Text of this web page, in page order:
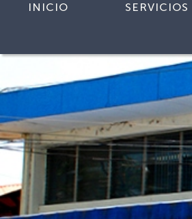
INICIO SERVICIOS